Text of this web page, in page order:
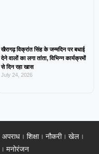
खैरागढ़ विक्रांत सिंह के जन्मदिन पर बधाई
देने वालों का लगा तांता, विभिन्न कार्यक्रमों
से दिन रहा खास
July 24, 2026
अपराध शिक्षा नौकरी
खेल
मनोरंजन